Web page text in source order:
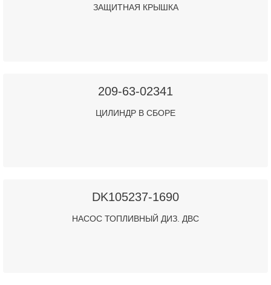
ЗАЩИТНАЯ КРЫШКА
209-63-02341
ЦИЛИНДР В СБОРЕ
DK105237-1690
НАСОС ТОПЛИВНЫЙ ДИЗ. ДВС